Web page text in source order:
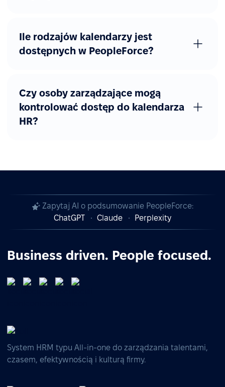
Ile rodzajów kalendarzy jest
dostępnych w PeopleForce?
Czy osoby zarządzające mogą
kontrolować dostęp do kalendarza
HR?
Zapytaj AI o podsumowanie PeopleForce:
ChatGPT
Claude Perplexity
Business driven. People focused.
System HRM typu All-in-one do zarządzania talentami,
czasem, efektywnością i kulturą firmy.